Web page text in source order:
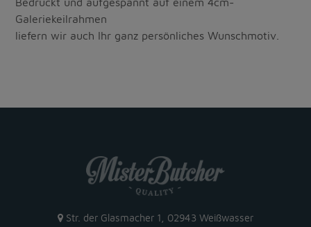
Galeriekeilrahmen
liefern wir auch Ihr ganz persönliches Wunschmotiv.
Str. der Glasmacher 1, 02943 Weißwasser